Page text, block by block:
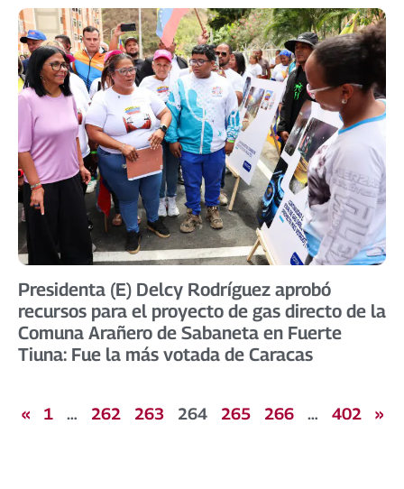
Presidenta (E) Delcy Rodríguez aprobó
recursos para el proyecto de gas directo de la
Comuna Arañero de Sabaneta en Fuerte
Tiuna: Fue la más votada de Caracas
« 1 … 262 263 264 265 266 … 402 »